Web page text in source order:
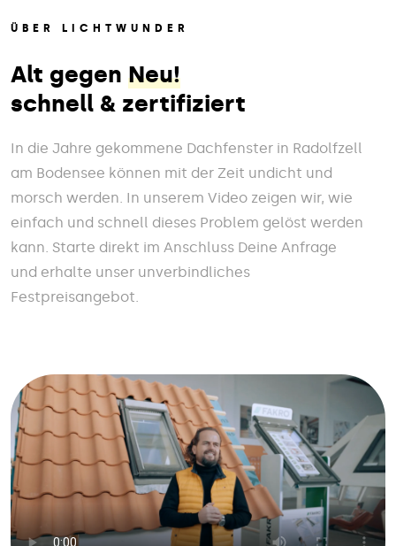
ÜBER LICHTWUNDER
Alt gegen Neu!
schnell & zertifiziert
In die Jahre gekommene Dachfenster in Radolfzell
am Bodensee können mit der Zeit undicht und
morsch werden. In unserem Video zeigen wir, wie
einfach und schnell dieses Problem gelöst werden
kann. Starte direkt im Anschluss Deine Anfrage
und erhalte unser unverbindliches
Festpreisangebot.